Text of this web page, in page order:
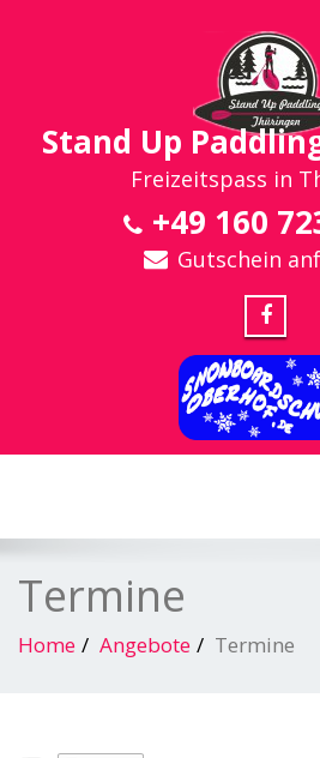
Stand Up
Freizeitspass in
+49 160
Gutschein
Termine
Home Angebote Termine